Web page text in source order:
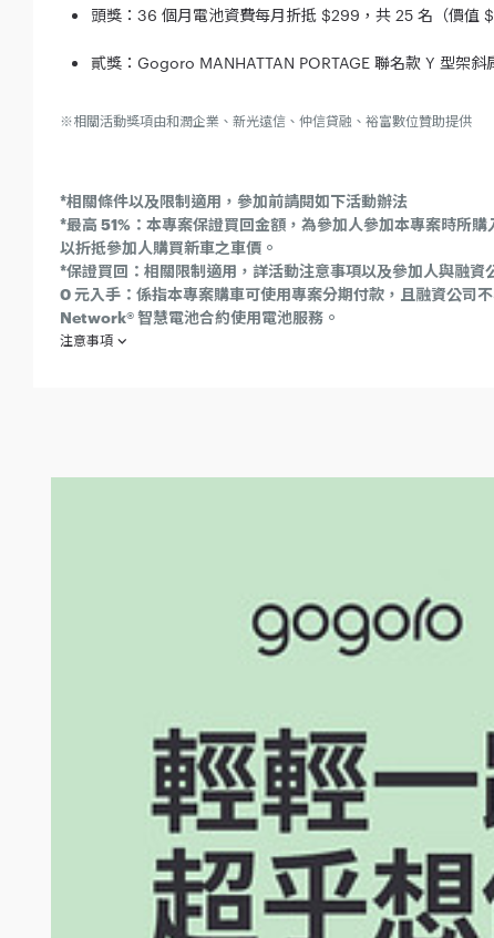
頭獎：36 個月電池資費每月折抵 $299，共 25 名（價值
貳獎：Gogoro MANHATTAN PORTAGE 聯名款 Y 型架
※相關活動獎項由和潤企業、新光遠信、仲信貸融、裕富數位贊助提供
*相關條件以及限制適用，參加前請閱如下活動辦法
*最高 51%：本專案保證買回金額，為參加人參加本專案時所
以折抵參加人購買新車之車價。
*保證買回：相關限制適用，詳活動注意事項以及參加人與融資
0 元入手：係指本專案購車可使用專案分期付款，且融資公司
Network® 智慧電池合約使用電池服務。
注意事項
MANHATTAN PORTAGE 聯名款 Y 型架斜肩兩用包，共 350 名。
得獎名單公布：Gogoro 將以系統亂數於2022年3月10日（或其他
Gogoro將發送簡訊通知得獎之消費者。得獎者需於指定時間內至
抽獎獎品「MANHATTAN PORTAGE 聯名款 Y 型架斜肩兩用包」
無法成功投遞贈品或聯繫到參加人（以主動聯絡 3 次為限），或
Gogoro 交付之日起算三個月內，如遇抽獎獎品「MANHATTAN
後續處理之方法，但若抽獎獎品已剪標者，恕不提供退前述服務。
抽獎獎品發放進度或生效日期，參加人可上Gogoro指定網頁
參加人參加本專案所獲贈之抽獎獎品，其款式、大小、顏色等均以實
獎品內容：自抽獎日次期帳單起算36個帳單週期（下稱「優惠
參加Gogoro指定之專案，享有其他Gogoro Network智慧電池
期，以Gogoro通知之日期為準。
電池服務優惠內容係用以折抵指定電動機車之每月資費方案基
電池服務優惠內容要求折現、替換為其他物品、減免其他月份之
如任一計費週期使用 Gogoro Network® 智慧電池服務未滿 1 個
電池服務優惠內容之優惠期間內，參加人得依電池服務合約之
電池服務優惠內容僅適用折抵參加人參加本活動所購入電動機
參加人不得要求 Gogoro Network將電池服務優惠內容折現、替
如果參加人於優惠期間終止或解除指定電動機車綁定之Gogoro
若優惠期間指定電動機車發生過戶之情形，電池服務優惠內容
電池服務。